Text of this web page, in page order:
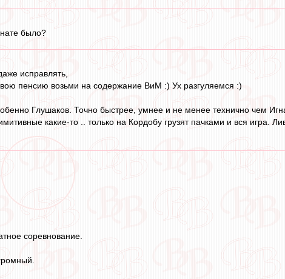
было?
исправлять,
пенсию возьми на содержание ВиМ :) Ух разгуляемся :)
Глушаков. Точно быстрее, умнее и не менее технично чем
какие-то .. только на Кордобу грузят пачками и вся игра.
соревнование.